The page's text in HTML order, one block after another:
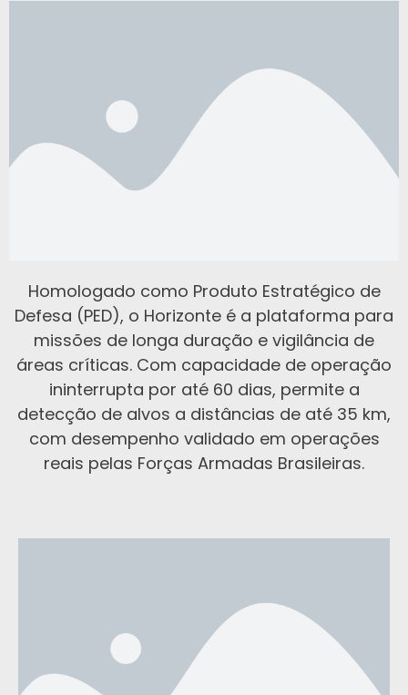
Homologado como Produto Estratégico de
Defesa (PED), o Horizonte é a plataforma para
missões de longa duração e vigilância de
áreas críticas. Com capacidade de operação
ininterrupta por até 60 dias, permite a
detecção de alvos a distâncias de até 35 km,
com desempenho validado em operações
reais pelas Forças Armadas Brasileiras.